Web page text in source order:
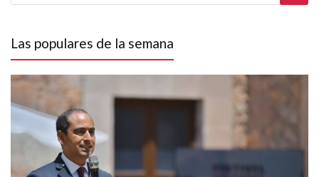
Las populares de la semana